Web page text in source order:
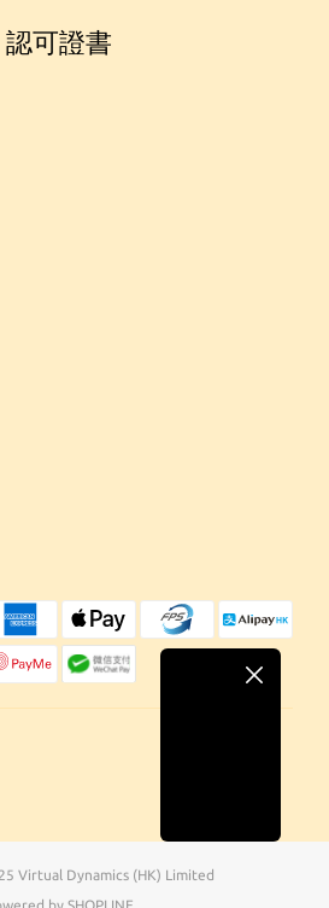
認可證書
Virtual Dynamics (HK) Limited